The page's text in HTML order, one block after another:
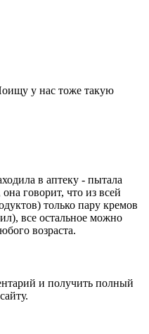
у нас тоже такую
в аптеку - пытала
говорит, что из всей
только пару кремов
все остальное можно
возраста.
и получить полный